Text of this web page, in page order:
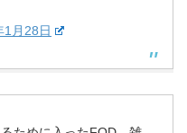
1月28日